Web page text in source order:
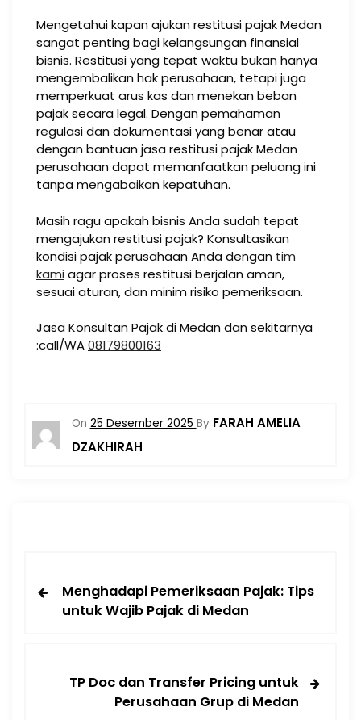
Mengetahui kapan ajukan restitusi pajak Medan
sangat penting bagi kelangsungan finansial
bisnis. Restitusi yang tepat waktu bukan hanya
mengembalikan hak perusahaan, tetapi juga
memperkuat arus kas dan menekan beban
pajak secara legal. Dengan pemahaman
regulasi dan dokumentasi yang benar atau
dengan bantuan jasa restitusi pajak Medan
perusahaan dapat memanfaatkan peluang ini
tanpa mengabaikan kepatuhan.
Masih ragu apakah bisnis Anda sudah tepat
mengajukan restitusi pajak? Konsultasikan
kondisi pajak perusahaan Anda dengan tim
kamiagar proses restitusi berjalan aman,
sesuai aturan, dan minim risiko pemeriksaan.
Jasa Konsultan Pajak di Medan dan sekitarnya
:call/WA08179800163
On 25 Desember 2025 By FARAH AMELIA
DZAKHIRAH
Menghadapi Pemeriksaan Pajak: Tips
untuk Wajib Pajak di Medan
TP Doc dan Transfer Pricing untuk
Perusahaan Grup di Medan